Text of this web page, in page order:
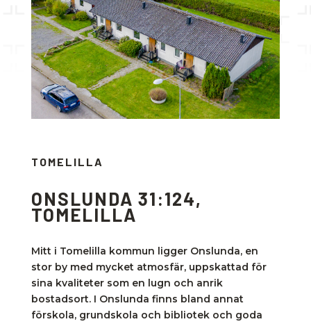
TOMELILLA
ONSLUNDA 31:124,
TOMELILLA
Mitt i Tomelilla kommun ligger Onslunda, en
stor by med mycket atmosfär, uppskattad för
sina kvaliteter som en lugn och anrik
bostadsort. I Onslunda finns bland annat
förskola, grundskola och bibliotek och goda